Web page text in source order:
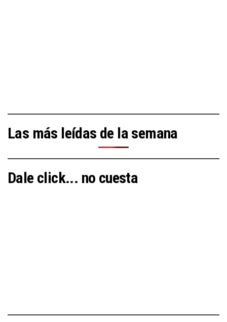
Las más leídas de la semana
Dale click... no cuesta